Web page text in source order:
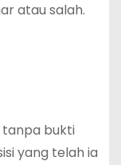
atau salah.
bukti
yang telah ia